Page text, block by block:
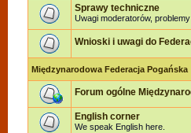
Sprawy techniczne
Uwagi moderatorów,
Wnioski i uwagi do
Międzynarodowa Federacja Pogańska
Forum ogólne
English corner
We speak English here.